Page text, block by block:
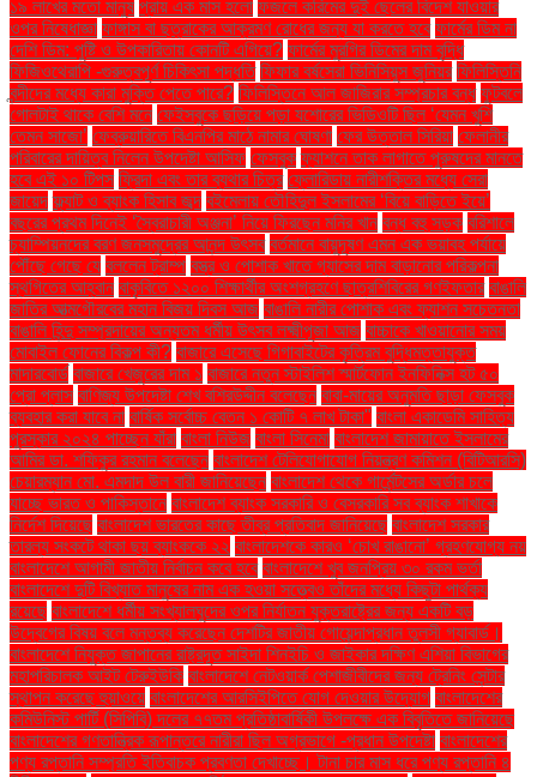
১৯ লাখের মতো মানুষ প্রায় এক মাস হলো ফজলে করিমের দুই ছেলের বিদেশ যাওয়ার
ওপর নিষেধাজ্ঞা ফাঙ্গাস বা ছত্রাকের আক্রমণ রোধের জন্য যা করতে হবে ফার্মের ডিম না
দেশি ডিম: পুষ্টি ও উপকারিতায় কোনটি এগিয়ে? ফার্মের মুরগির ডিমের দাম বৃদ্ধি
ফিজিওথেরাপি -গুরুত্বপূর্ণ চিকিৎসা পদ্ধতি ফিফার বর্ষসেরা ভিনিসিয়ুস জুনিয়র ফিলিস্তিনি
বন্দীদের মধ্যে কারা মুক্তি পেতে পারে? ফিলিস্তিনে আল জাজিরার সম্প্রচার বন্ধ ফুটবলে
গোলটাই থাকে বেশি মনে ফেইসবুকে ছড়িয়ে পড়া যশোরের ভিডিওটি ছিল ‘যেমন খুশি
তেমন সাজো’ ফেব্রুয়ারিতে বিএনপির মাঠে নামার ঘোষণা ফের উত্তাল সিরিয়া ফেলানীর
পরিবারের দায়িত্ব নিলেন উপদেষ্টা আসিফ ফেসবুক ফ্যাশনে তাক লাগাতে পুরুষদের মানতে
হবে এই ১০ টিপস ফ্রিদা এবং তার ব্যথার চিত্র ফ্লোরিডায় নারীশক্তির মধ্যে সেরা
জায়েদ ফ্ল্যাট ও ব্যাংক হিসাব জব্দ বইমেলায় তৌহিদুল ইসলামের ‘বিয়ে বাড়িতে ইয়ে’
বছরের প্রথম দিনেই ‘স্বৈরাচারী অঞ্জনা’ নিয়ে ফিরছেন মনির খান বন্ধ বহু সড়ক বরিশালে
চ্যাম্পিয়নদের বরণ জনসমুদ্রের আনন্দ উৎসব বর্তমানে বায়ুদূষণ এমন এক ভয়াবহ পর্যায়ে
পৌঁছে গেছে যে বললেন ট্রাম্প বস্ত্র ও পোশাক খাতে গ্যাসের দাম বাড়ানোর পরিকল্পনা
স্থগিতের আহ্বান বাকৃবিতে ১২০০ শিক্ষার্থীর অংশগ্রহণে ছাত্রশিবিরের গণইফতার বাঙালি
জাতির আত্মগৌরবের মহান বিজয় দিবস আজ বাঙালি নারীর পোশাক এবং ফ্যাশন সচেতনতা
বাঙালি হিন্দু সম্প্রদায়ের অন্যতম ধর্মীয় উৎসব লক্ষ্মীপূজা আজ বাচ্চাকে খাওয়ানোর সময়
মোবাইল ফোনের বিকল্প কী? বাজারে এসেছে গিগাবাইটের কৃত্রিম বুদ্ধিমত্তাযুক্ত
মাদারবোর্ড বাজারে খেজুরের দাম ১ বাজারে নতুন স্টাইলিশ স্মার্টফোন ইনফিনিক্স হট ৫০
প্রো প্লাস বাণিজ্য উপদেষ্টা শেখ বশিরউদ্দীন বলেছেন বাবা-মায়ের অনুমতি ছাড়া ফেসবুক
ব্যবহার করা যাবে না বার্ষিক সর্বোচ্চ বেতন ১ কোটি ৭ লাখ টাকা" বাংলা একাডেমি সাহিত্য
পুরস্কার ২০২৪ পাচ্ছেন যাঁরা বাংলা নিউজ বাংলা সিনেমা বাংলাদেশ জামায়াতে ইসলামের
আমির ডা. শফিকুর রহমান বলেছেন বাংলাদেশ টেলিযোগাযোগ নিয়ন্ত্রণ কমিশন (বিটিআরসি)
চেয়ারম্যান মো. এমদাদ উল বারী জানিয়েছেন বাংলাদেশ থেকে গার্মেন্টসের অর্ডার চলে
যাচ্ছে ভারত ও পাকিস্তানে বাংলাদেশ ব্যাংক সরকারি ও বেসরকারি সব ব্যাংক শাখাকে
নির্দেশ দিয়েছে বাংলাদেশ ভারতের কাছে তীব্র প্রতিবাদ জানিয়েছে বাংলাদেশ সরকার
তারল্য সংকটে থাকা ছয় ব্যাংককে ২২ বাংলাদেশকে কারও ‘চোখ রাঙানো’ গ্রহণযোগ্য নয়
বাংলাদেশে আগামী জাতীয় নির্বাচন কবে হবে বাংলাদেশে খুব জনপ্রিয় ৩০ রকম ভর্তা
বাংলাদেশে দুটি বিখ্যাত মানুষের নাম এক হওয়া সত্ত্বেও তাঁদের মধ্যে কিছুটা পার্থক্য
রয়েছে বাংলাদেশে ধর্মীয় সংখ্যালঘুদের ওপর নির্যাতন যুক্তরাষ্ট্রের জন্য একটি বড়
উদ্বেগের বিষয় বলে মন্তব্য করেছেন দেশটির জাতীয় গোয়েন্দাপ্রধান তুলসী গ্যাবার্ড।
বাংলাদেশে নিযুক্ত জাপানের রাষ্ট্রদূত সাইদা শিনইচি ও জাইকার দক্ষিণ এশিয়া বিভাগের
মহাপরিচালক আইট টেরুইউকি বাংলাদেশে নেটওয়ার্ক পেশাজীবীদের জন্য ট্রেনিং সেন্টার
স্থাপন করেছে হুয়াওয়ে বাংলাদেশের আরসিইপিতে যোগ দেওয়ার উদ্যোগ বাংলাদেশের
কমিউনিস্ট পার্টি (সিপিবি) দলের ৭৭তম প্রতিষ্ঠাবার্ষিকী উপলক্ষে এক বিবৃতিতে জানিয়েছে
বাংলাদেশের গণতান্ত্রিক রূপান্তরে নারীরা ছিল অগ্রভাগে -প্রধান উপদেষ্টা বাংলাদেশের
পণ্য রপ্তানি সম্প্রতি ইতিবাচক প্রবণতা দেখাচ্ছে। টানা চার মাস ধরে পণ্য রপ্তানি ৪